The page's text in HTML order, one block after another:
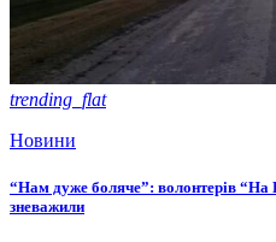
trending_flat
Новини
“Нам дуже боляче”: волонтерів “На
зневажили